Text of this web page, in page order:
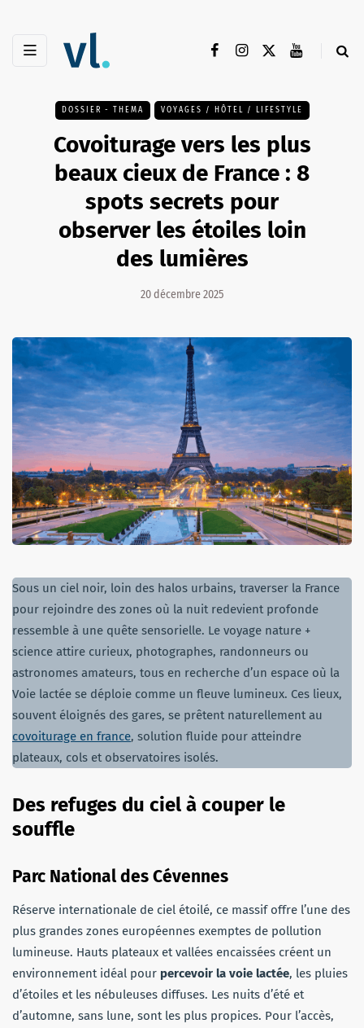
DOSSIER - THEMA VOYAGES / HÔTEL / LIFESTYLE
Covoiturage vers les plus
beaux cieux de France : 8
spots secrets pour
observer les étoiles loin
des lumières
20 décembre 2025
Sous un ciel noir, loin des halos urbains, traverser la France
pour rejoindre des zones où la nuit redevient profonde
ressemble à une quête sensorielle. Le voyage nature +
science attire curieux, photographes, randonneurs ou
astronomes amateurs, tous en recherche d’un espace où la
Voie lactée se déploie comme un fleuve lumineux. Ces lieux,
souvent éloignés des gares, se prêtent naturellement au
covoiturage en france, solution fluide pour atteindre
plateaux, cols et observatoires isolés.
Des refuges du ciel à couper le
souffle
Parc National des Cévennes
Réserve internationale de ciel étoilé, ce massif offre l’une des
plus grandes zones européennes exemptes de pollution
lumineuse. Hauts plateaux et vallées encaissées créent un
environnement idéal pour percevoir la voie lactée, les pluies
d’étoiles et les nébuleuses diffuses. Les nuits d’été et
d’automne, sans lune, sont les plus propices. Pour l’accès,